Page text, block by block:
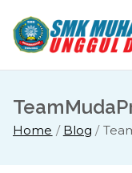
content
Home Blog